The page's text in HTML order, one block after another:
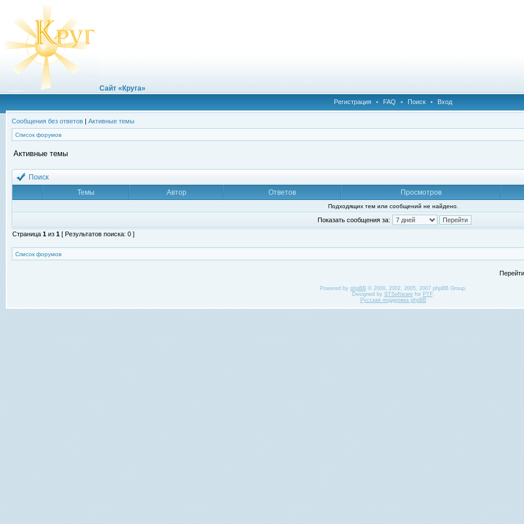
Сайт «Круга»
Регистрация • FAQ • Поиск • Вход
Сообщения без ответов | Активные темы
Список форумов
Активные темы
Поиск
Темы
Автор Ответов Просмотров
Подходящих тем или сообщений не найдено.
Показать сообщения за:
Страница 1 из 1 [ Результатов поиска: 0 ]
Список форумов
Powered by phpBB© 2000, 2002, 2005, 2007 phpBB Group.
Designed by STSoftwarefor PTF.
Русская поддержка phpBB